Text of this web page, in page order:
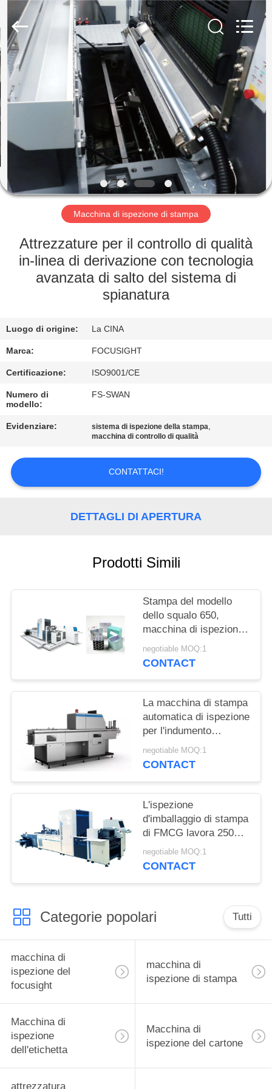
CASA
PRODOTTI
CIRCA
NOI
GIRO
FABBRICA
CONTROLLO
CONTATTICI
NOTIZIE
RICHIEDA
CITAZIONE
PRIVACY
Focusight
Technology
Co.,Ltd.
Rights
Reserved.
Macchina di ispezione di stampa
Attrezzature per il controllo di qualità
in-linea di derivazione con tecnologia
avanzata di salto del sistema di
spianatura
Luogo di origine: La CINA
Marca: FOCUSIGHT
Certificazione: ISO9001/CE
Numero di
modello:
FS-SWAN
Evidenziare: sistema di ispezione della stampa,
macchina di controllo di qualità
CONTATTACI!
DETTAGLI DI APERTURA
Prodotti Simili
Stampa del modello
dello squalo 650,
macchina di ispezione
di Focusight per i
cartoni di piegatura
negotiable MOQ:1
CONTACT
La macchina di stampa
automatica di ispezione
per l'indumento
etichetta il sistema di
controllo di qualità con
negotiable MOQ:1
CONTACT
L'ispezione
d'imballaggio di stampa
di FMCG lavora 250m
a macchina/min per i
cartoni di piegatura
negotiable MOQ:1
CONTACT
Categorie popolari Tutti
macchina di
ispezione del
focusight
macchina di
ispezione di stampa
Macchina di
ispezione
dell'etichetta
Macchina di
ispezione del cartone
attrezzatura